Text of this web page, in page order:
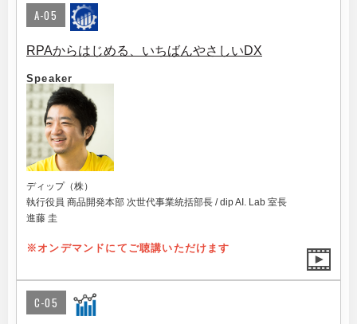
A-05
RPAからはじめる、いちばんやさしいDX
Speaker
ディップ（株）
執行役員 商品開発本部 次世代事業統括部長 / dip AI. Lab 室長
進藤 圭
※オンデマンドにてご聴講いただけます
C-05